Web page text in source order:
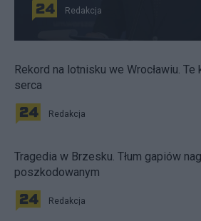
Redakcja
Rekord na lotnisku we Wrocławiu. Te
serca
Redakcja
Tragedia w Brzesku. Tłum gapiów
poszkodowanym
Redakcja